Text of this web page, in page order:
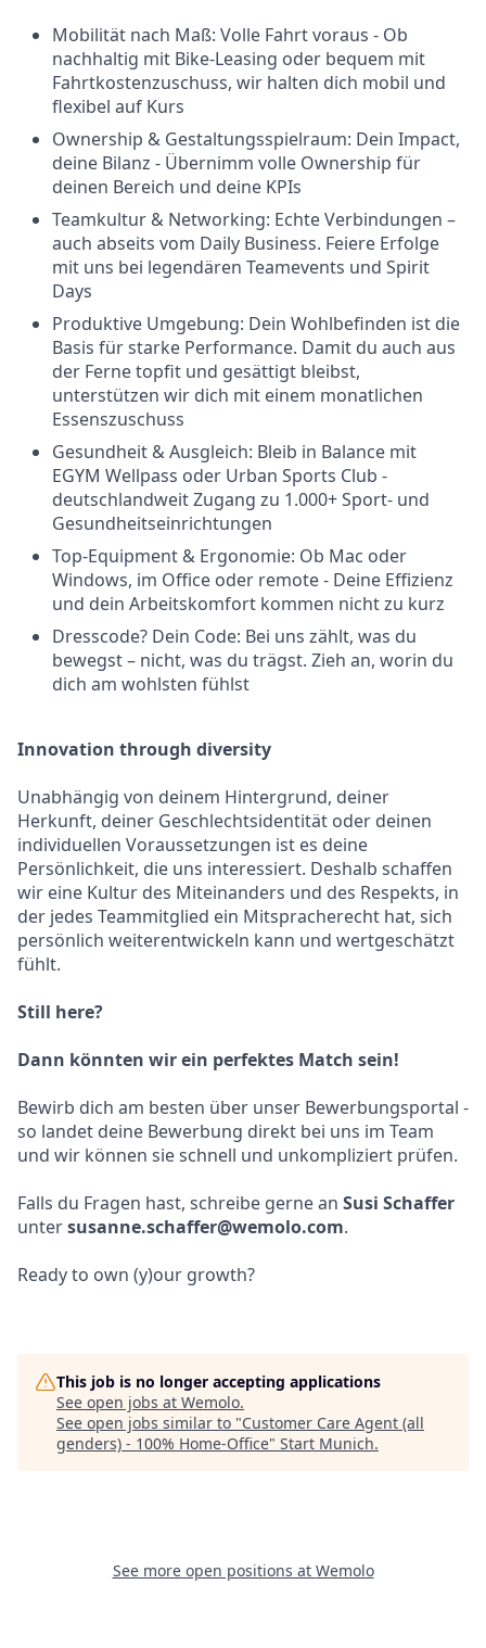
Mobilität nach Maß: Volle Fahrt voraus - Ob
nachhaltig mit Bike-Leasing oder bequem mit
Fahrtkostenzuschuss, wir halten dich mobil und
flexibel auf Kurs
Ownership & Gestaltungsspielraum: Dein Impact,
deine Bilanz - Übernimm volle Ownership für
deinen Bereich und deine KPIs
Teamkultur & Networking: Echte Verbindungen –
auch abseits vom Daily Business. Feiere Erfolge
mit uns bei legendären Teamevents und Spirit
Days
Produktive Umgebung: Dein Wohlbefinden ist die
Basis für starke Performance. Damit du auch aus
der Ferne topfit und gesättigt bleibst,
unterstützen wir dich mit einem monatlichen
Essenszuschuss
Gesundheit & Ausgleich: Bleib in Balance mit
EGYM Wellpass oder Urban Sports Club -
deutschlandweit Zugang zu 1.000+ Sport- und
Gesundheitseinrichtungen
Top-Equipment & Ergonomie: Ob Mac oder
Windows, im Office oder remote - Deine Effizienz
und dein Arbeitskomfort kommen nicht zu kurz
Dresscode? Dein Code: Bei uns zählt, was du
bewegst – nicht, was du trägst. Zieh an, worin du
dich am wohlsten fühlst
Innovation through diversity
Unabhängig von deinem Hintergrund, deiner
Herkunft, deiner Geschlechtsidentität oder deinen
individuellen Voraussetzungen ist es deine
Persönlichkeit, die uns interessiert. Deshalb schaffen
wir eine Kultur des Miteinanders und des Respekts, in
der jedes Teammitglied ein Mitspracherecht hat, sich
persönlich weiterentwickeln kann und wertgeschätzt
fühlt.
Still here?
Dann könnten wir ein perfektes Match sein!
Bewirb dich am besten über unser Bewerbungsportal -
so landet deine Bewerbung direkt bei uns im Team
und wir können sie schnell und unkompliziert prüfen.
Falls du Fragen hast, schreibe gerne an Susi Schaffer
untersusanne.schaffer@wemolo.com.
Ready to own (y)our growth?
This job is no longer accepting applications
See open jobs at Wemolo.
See open jobs similar to "Customer Care Agent (all
genders) - 100% Home-Office" Start Munich.
See more open positions at Wemolo